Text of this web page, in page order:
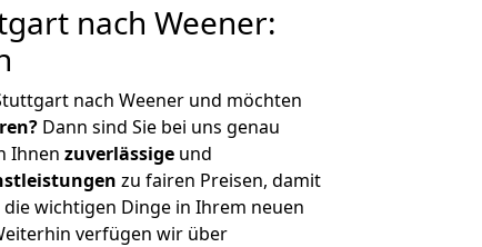
nach Weener:
nach Weener und möchten
Dann sind Sie bei uns genau
Ihnen zuverlässige und
zu fairen Preisen, damit
wichtigen Dinge in Ihrem neuen
verfügen wir über